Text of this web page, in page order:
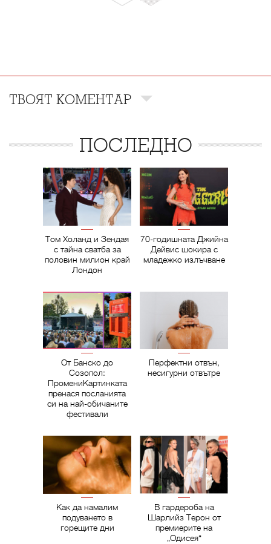
ТВОЯТ КОМЕНТАР
ПОСЛЕДНО
Том Холанд и Зендая
с тайна сватба за
половин милион край
Лондон
70-годишната Джийна
Дейвис шокира с
младежко излъчване
От Банско до
Созопол:
ПромениКартинката
пренася посланията
си на най-обичаните
фестивали
Перфектни отвън,
несигурни отвътре
Как да намалим
подуването в
горещите дни
В гардероба на
Шарлийз Терон от
премиерите на
„Одисея“